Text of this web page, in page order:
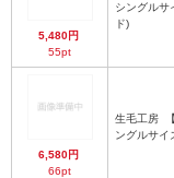
5,480円
55pt
シングルサ
ド)
6,580円
66pt
生毛工房
ングルサ